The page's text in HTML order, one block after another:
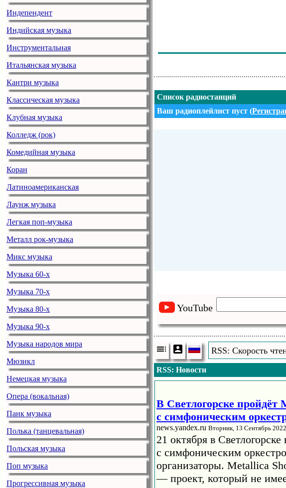
Индепендент
Индийская музыка
Инструментальная
Итальянская музыка
Кантри музыка
Классическая музыка
Клубная музыка
Колледж (рок)
Комедийная музыка
Коран
Латиноамериканская
Лаунж музыка
Легкая поп-музыка
Металл рок-музыка
Микс музыка
Музыка 60-х
Музыка 70-х
Музыка 80-х
Музыка 90-х
Музыка народов мира
Мюзикл
Немецкая музыка
Опера (вокальная)
Панк музыка
Полька (танцевальная)
Польская музыка
Поп музыка
Прогрессивная музыка
Список радиостанций
Ваш радиоплейлист пуст (
YouTube
RSS: Скорость
RSS: Новости
В Светлогорске
с симфоническим
news.yandex.ru Вторник, 13 Сентябрь
21 октября в
с симфоническим
организаторы. Metallica
— проект, который не